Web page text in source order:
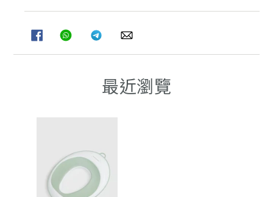
FACEBOOK
分
享
WHATSAPPTELEGRAM
分
享
WHATSAPP
最近瀏覽